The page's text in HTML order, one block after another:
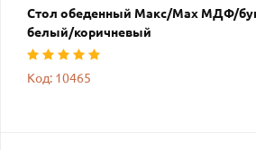
Стол обеденный Макс/Max МДФ/
белый/коричневый
Код: 10465